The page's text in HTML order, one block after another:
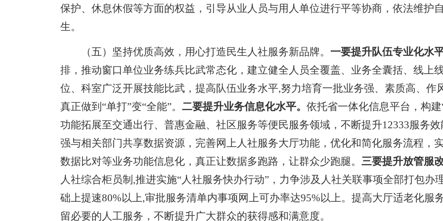
保护、休息休假等方面的权益，引导从业人员与用人单位进行平等协商，依法维护
生。
（五）坚持优质高效，用心打造民生人社服务新品牌。 一要提升队伍专业化水
排，推动窗口单位业务练兵比武常态化，建立健全人员全覆盖、业务全囊括、线上
位、科室广泛开展技能比武，提高队伍业务水平,努力培育一批业务强、素质高、作
真正做到“单打”变“全能”。 二要提升业务信息化水平。 依托省一体化信息平台，构建
功能拓展至交通出行、普惠金融、社区服务等便民服务领域，不断提升12333服务
强与相关部门共享数据资源，完善网上人社服务大厅功能，优化和简化服务流程，
数据比对等业务功能信息化，真正让数据多跑路，让群众少跑腿。 三要提升放管服
人社综合柜员制,推进实施“人社服务快办行动”，力争涉及人社关联事项全部打包办
础上提速80%以上,审批服务清单内事项网上可办率达95%以上。 提高大厅适老化服
留必要的人工服务， 不断提升广大群众的获得感和满意度。